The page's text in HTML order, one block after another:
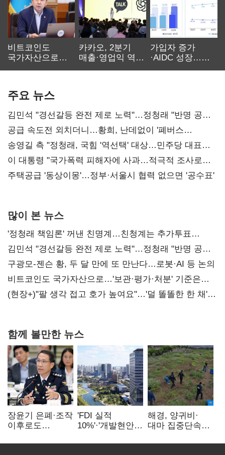
비트코인도
국가자산으로…'
카카오, 2분기
매출·영업익 역대
가입자 증가
·AIDC 성장…
주요 뉴스
김민석 "경선갈등 완전 제로 노력"…정청래 "반명 공세
사과부터"
공급 속도전 외치더니…황희, 난데없이 '폐버스
리모델링' 제안
송영길 측 "정청래, 국힘 '역선택' 대상…민주당 대표로
총선 지휘 못해"
이 대통령 "국가폭력 피해자에 사과…적극적 조사로
진실 밝혀야"
주택공급 '동상이몽'…정부·서울시 협력 없으면 '공수표'
많이 본 뉴스
'정청래 책임론' 꺼낸 친명계…친청계는 추가투표
때리기
김민석 "경선갈등 완전 제로 노력"…정청래 "반명 공세
사과부터"
구광모-젠슨 황, 두 달 만에 또 만난다…로봇·AI 등 논의
비트코인도 국가자산으로…'보관·평가·처분' 기준은
숙제
(현장+)"팔 생각 접고 호가 높여요"…'덜 똘똘한 한 채'
함께 볼만한 뉴스
장윤기 은폐·조작
이후로도
내부비위…경찰
'FDI 실적
10%'·'개발현안
인천경제청장
해경, 양귀비·
대마 집중단속…
249명 검거